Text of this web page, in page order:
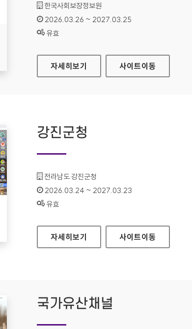
기관명 :
한국사회보장정보원
인증기간 :
2026.03.26 ~ 2027.03.25
상태 :
유효
국민행복카드
자세히보기 사이트이동
강진군청
기관명 :
전라남도 강진군청
인증기간 :
2026.03.24 ~ 2027.03.23
상태 :
유효
강진군청
자세히보기 사이트이동
국가유산채널